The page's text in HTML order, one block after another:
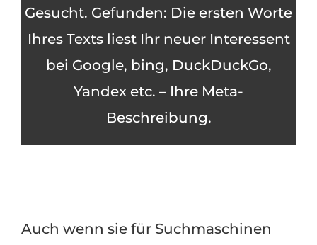
Gesucht. Gefunden: Die ersten Worte
Ihres Texts liest Ihr neuer Interessent
bei Google, bing, DuckDuckGo,
Yandex etc. – Ihre Meta-
Beschreibung.
Auch wenn sie für Suchmaschinen